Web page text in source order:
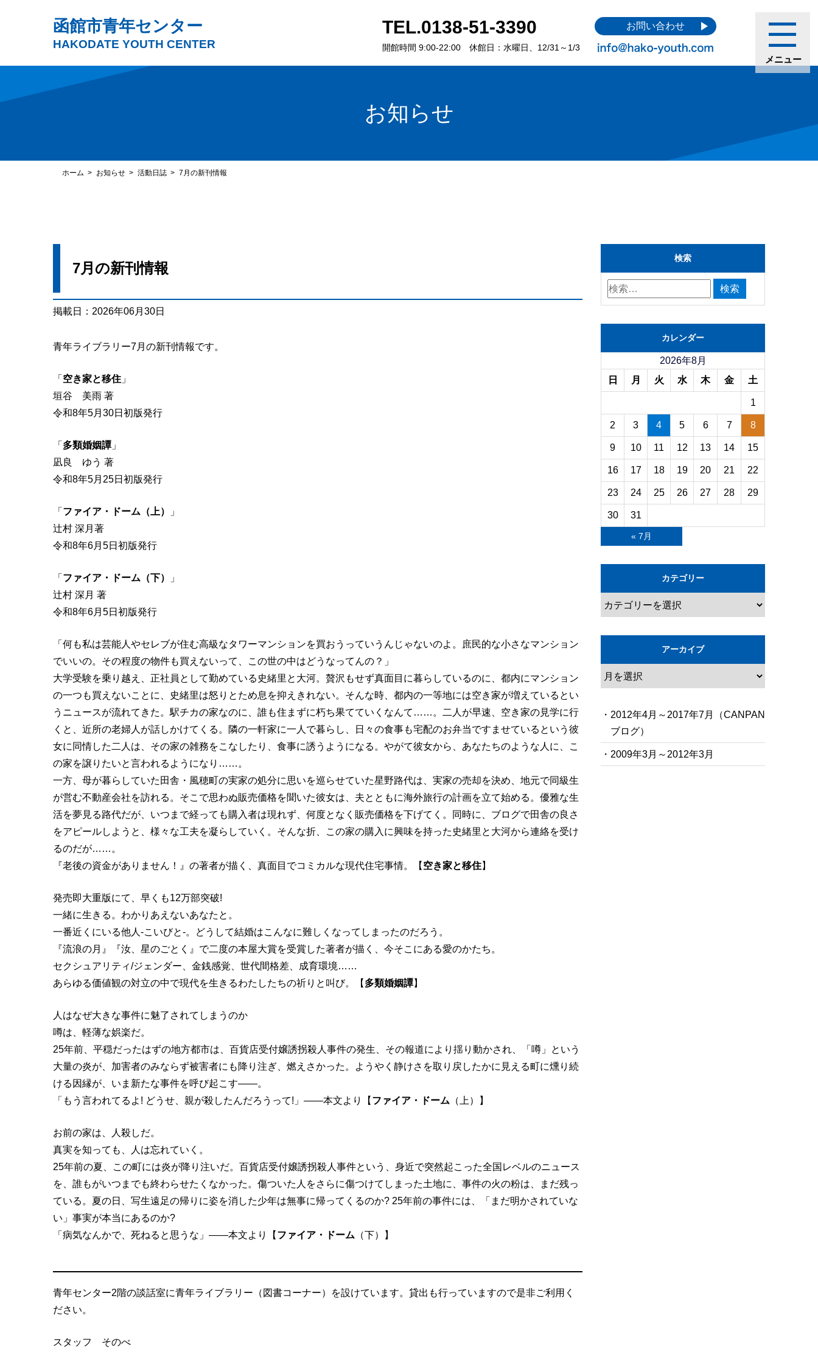
函館市青年センター
HAKODATE YOUTH CENTER
TEL.0138-51-3390
開館時間 9:00-22:00 休館日：水曜日、12/31～1/3
お問い合わせ
メニュー
お知らせ
ホーム お知らせ 活動日誌 7月の新刊情報
7月の新刊情報
掲載日：2026年06月30日
青年ライブラリー7月の新刊情報です。
「 空き家と移住 」
垣谷 美雨 著
令和8年5月30日初版発行
「 多類婚姻譚」
凪良 ゆう 著
令和8年5月25日初版発行
「 ファイア・ドーム（上）
」
辻村 深月著
令和8年6月5日初版発行
「 ファイア・ドーム（下）
」
辻村 深月 著
令和8年6月5日初版発行
「何も私は芸能人やセレブが住む高級なタワーマンションを買おうっていうんじゃないのよ。庶民的な小さなマンション
でいいの。その程度の物件も買えないって、この世の中はどうなってんの？」
大学受験を乗り越え、正社員として勤めている史緒里と大河。贅沢もせず真面目に暮らしているのに、都内にマンション
の一つも買えないことに、史緒里は怒りとため息を抑えきれない。そんな時、都内の一等地には空き家が増えているとい
うニュースが流れてきた。駅チカの家なのに、誰も住まずに朽ち果てていくなんて……。二人が早速、空き家の見学に行
くと、近所の老婦人が話しかけてくる。隣の一軒家に一人で暮らし、日々の食事も宅配のお弁当ですませているという彼
女に同情した二人は、その家の雑務をこなしたり、食事に誘うようになる。やがて彼女から、あなたちのような人に、こ
の家を譲りたいと言われるようになり……。
一方、母が暮らしていた田舎・風穂町の実家の処分に思いを巡らせていた星野路代は、実家の売却を決め、地元で同級生
が営む不動産会社を訪れる。そこで思わぬ販売価格を聞いた彼女は、夫とともに海外旅行の計画を立て始める。優雅な生
活を夢見る路代だが、いつまで経っても購入者は現れず、何度となく販売価格を下げてく。同時に、ブログで田舎の良さ
をアピールしようと、様々な工夫を凝らしていく。そんな折、この家の購入に興味を持った史緒里と大河から連絡を受け
るのだが……。
『老後の資金がありません！』の著者が描く、真面目でコミカルな現代住宅事情。【 空き家と移住】
発売即大重版にて、早くも12万部突破!
一緒に生きる。わかりあえないあなたと。
一番近くにいる他人-こいびと-。どうして結婚はこんなに難しくなってしまったのだろう。
『流浪の月』『汝、星のごとく』で二度の本屋大賞を受賞した著者が描く、今そこにある愛のかたち。
セクシュアリティ/ジェンダー、金銭感覚、世代間格差、成育環境……
あらゆる価値観の対立の中で現代を生きるわたしたちの祈りと叫び。【 多類婚姻譚】
人はなぜ大きな事件に魅了されてしまうのか
噂は、軽薄な娯楽だ。
25年前、平穏だったはずの地方都市は、百貨店受付嬢誘拐殺人事件の発生、その報道により揺り動かされ、「噂」という
大量の炎が、加害者のみならず被害者にも降り注ぎ、燃えさかった。ようやく静けさを取り戻したかに見える町に燻り続
ける因縁が、いま新たな事件を呼び起こす――。
「もう言われてるよ! どうせ、親が殺したんだろうって!」――本文より【 ファイア・ドーム （上）】
お前の家は、人殺しだ。
真実を知っても、人は忘れていく。
25年前の夏、この町には炎が降り注いだ。百貨店受付嬢誘拐殺人事件という、身近で突然起こった全国レベルのニュース
を、誰もがいつまでも終わらせたくなかった。傷ついた人をさらに傷つけてしまった土地に、事件の火の粉は、まだ残っ
ている。夏の日、写生遠足の帰りに姿を消した少年は無事に帰ってくるのか? 25年前の事件には、「まだ明かされていな
い」事実が本当にあるのか?
「病気なんかで、死ねると思うな」――本文より【 ファイア・ドーム （下）】
青年センター2階の談話室に青年ライブラリー（図書コーナー）を設けています。貸出も行っていますので是非ご利用く
ださい。
スタッフ そのべ
検索
カレンダー
2026年8月
日
月 火 水 木 金 土
1
2 3 4 5 6 7 8
9 10 11 12 13 14 15
16 17 18 19 20 21 22
23 24 25 26 27 28 29
30 31
« 7月
カテゴリー
アーカイブ
・2012年4月～2017年7月（CANPAN
ブログ）
・2009年3月～2012年3月